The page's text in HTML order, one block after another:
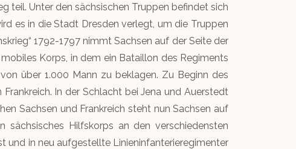
teil. Unter den sächsischen Truppen befindet sich
es in die Stadt Dresden verlegt, um die Truppen
1792-1797 nimmt Sachsen auf der Seite der
Korps, in dem ein Bataillon des Regiments
über 1.000 Mann zu beklagen. Zu Beginn des
In der Schlacht bei Jena und Auerstedt
Sachsen und Frankreich steht nun Sachsen auf
sächsisches Hilfskorps an den verschiedensten
und in neu aufgestellte Linieninfanterieregimenter